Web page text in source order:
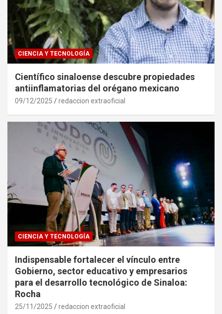
CIENCIA Y TECNOLOGÍA
Científico sinaloense descubre propiedades
antiinflamatorias del orégano mexicano
09/12/2025 redaccion extraoficial
CIENCIA Y TECNOLOGÍA
Indispensable fortalecer el vínculo entre
Gobierno, sector educativo y empresarios
para el desarrollo tecnológico de Sinaloa:
Rocha
25/11/2025 redaccion extraoficial